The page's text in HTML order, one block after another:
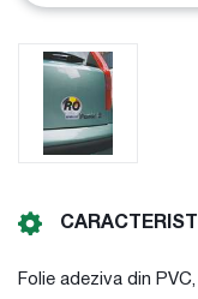
Folie adeziva din